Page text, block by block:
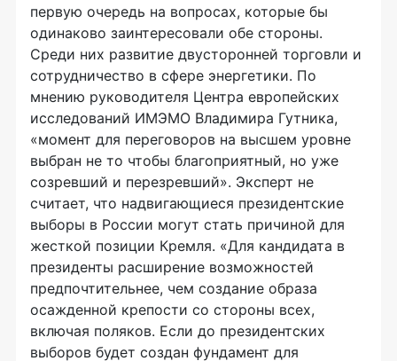
первую очередь на вопросах, которые бы
одинаково заинтересовали обе стороны.
Среди них развитие двусторонней торговли и
сотрудничество в сфере энергетики. По
мнению руководителя Центра европейских
исследований ИМЭМО Владимира Гутника,
«момент для переговоров на высшем уровне
выбран не то чтобы благоприятный, но уже
созревший и перезревший». Эксперт не
считает, что надвигающиеся президентские
выборы в России могут стать причиной для
жесткой позиции Кремля. «Для кандидата в
президенты расширение возможностей
предпочтительнее, чем создание образа
осажденной крепости со стороны всех,
включая поляков. Если до президентских
выборов будет создан фундамент для